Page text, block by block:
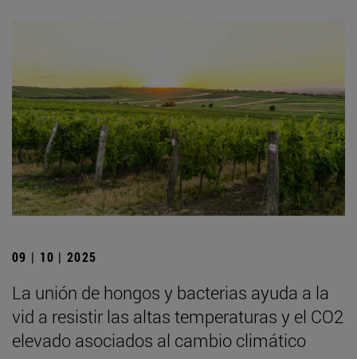
09 | 10 | 2025
La unión de hongos y bacterias ayuda a la
vid a resistir las altas temperaturas y el CO2
elevado asociados al cambio climático